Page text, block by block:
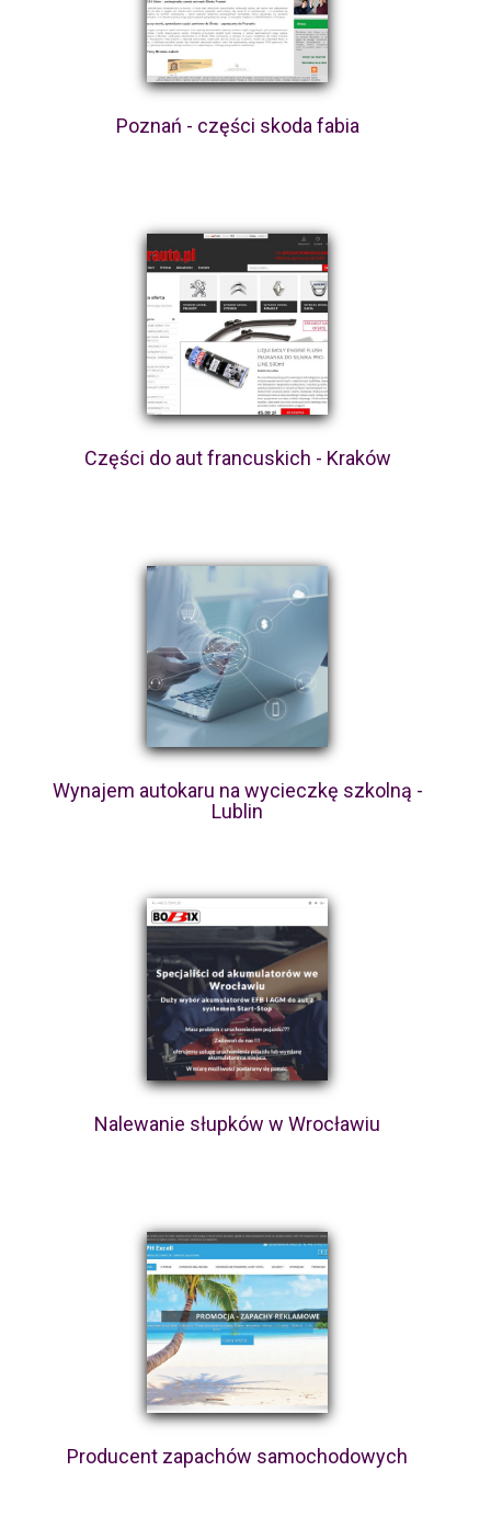
Poznań - części skoda fabia
Części do aut francuskich - Kraków
Wynajem autokaru na wycieczkę szkolną -
Lublin
Nalewanie słupków w Wrocławiu
Producent zapachów samochodowych